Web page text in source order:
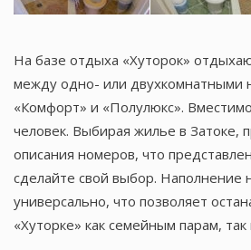
На базе отдыха «Хуторок»
между одно- или двухкомнатными
«Комфорт» и «Полулюкс».
человек. Выбирая жилье в Затоке,
описания номеров, что
сделайте свой выбор. Наполнение
универсально, что позволяет
«Хуторке» как семейным парам,